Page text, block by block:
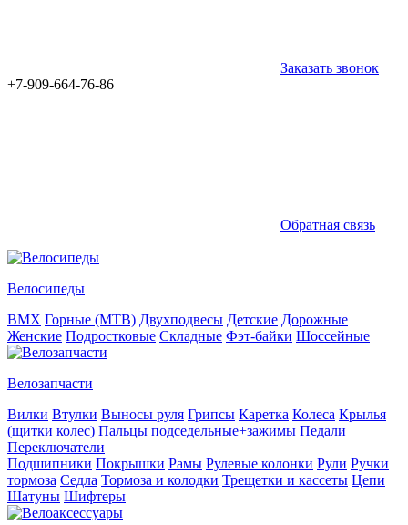
Заказать звонок
+7-909-664-76-86
Обратная связь
Велосипеды
BMX Горные (MTB) Двухподвесы Детские Дорожные
Женские Подростковые Складные Фэт-байки Шоссейные
Велозапчасти
Вилки Втулки Выносы руля Грипсы Каретка Колеса Крылья
(щитки колес) Пальцы подседельные+зажимы Педали
Переключатели
Подшипники Покрышки Рамы Рулевые колонки Рули Ручки
тормоза Седла Тормоза и колодки Трещетки и кассеты Цепи
Шатуны Шифтеры